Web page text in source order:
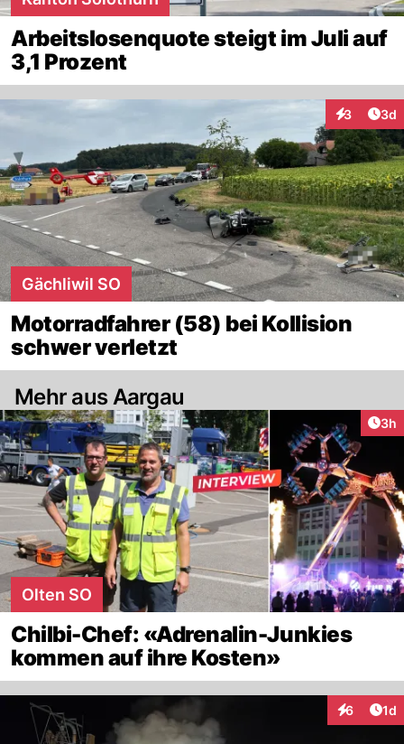
Arbeitslosenquote steigt im Juli auf
3,1 Prozent
3 3d
Gächliwil SO
Motorradfahrer (58) bei Kollision
schwer verletzt
Mehr aus Aargau
3h
Olten SO
Chilbi-Chef: «Adrenalin-Junkies
kommen auf ihre Kosten»
6 1d